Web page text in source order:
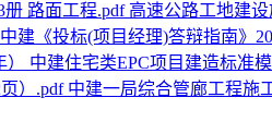
高速公路工地建
中建《投标(项目经理)答辩指南》
中建住宅类EPC项目建造标准模
中建一局综合管廊工程施